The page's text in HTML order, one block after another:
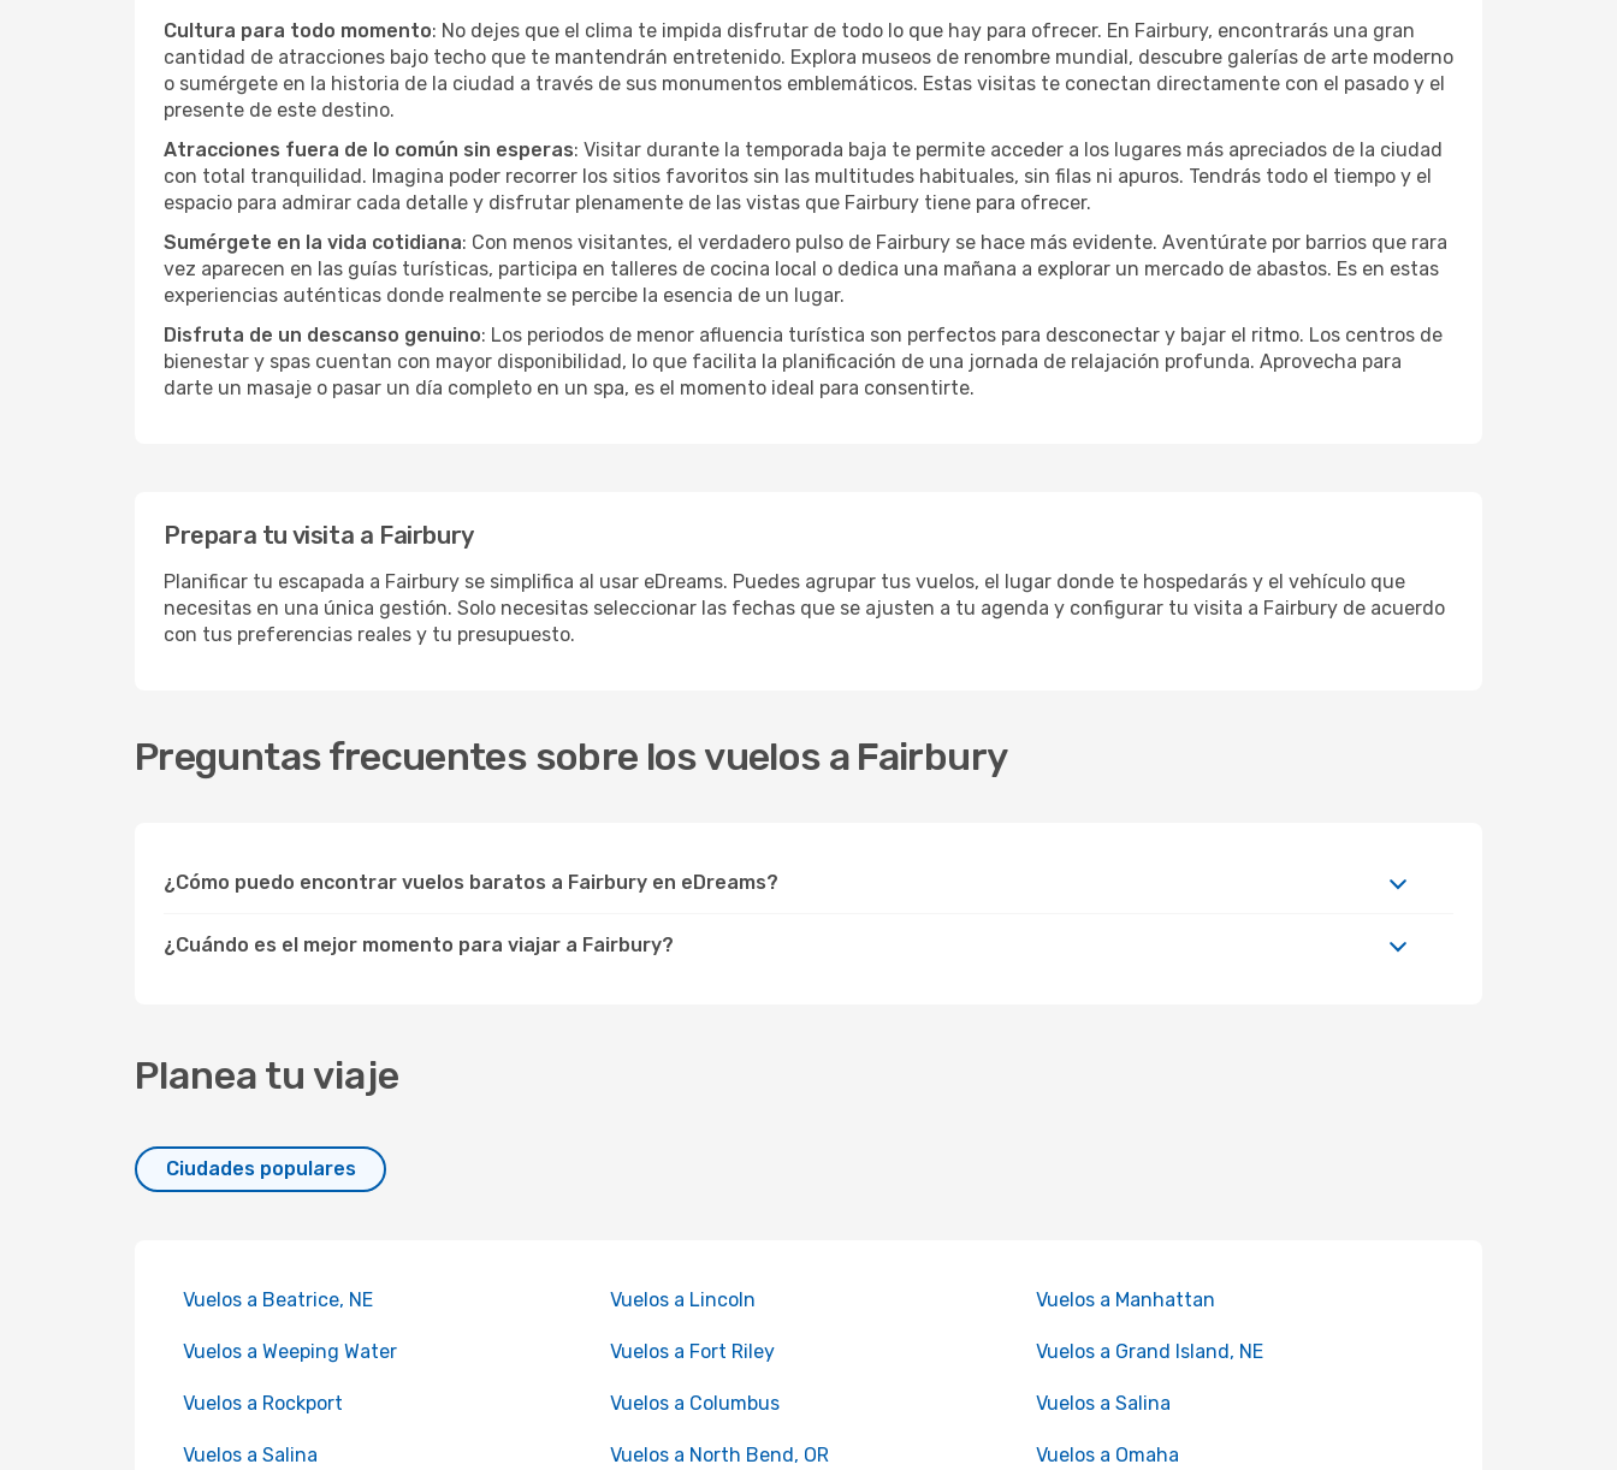
Cultura para todo momento: No dejes que el clima te impida disfrutar de todo lo que hay para ofrecer. En Fairbury, encontrarás una gran
cantidad de atracciones bajo techo que te mantendrán entretenido. Explora museos de renombre mundial, descubre galerías de arte moderno
o sumérgete en la historia de la ciudad a través de sus monumentos emblemáticos. Estas visitas te conectan directamente con el pasado y el
presente de este destino.
Atracciones fuera de lo común sin esperas: Visitar durante la temporada baja te permite acceder a los lugares más apreciados de la ciudad
con total tranquilidad. Imagina poder recorrer los sitios favoritos sin las multitudes habituales, sin filas ni apuros. Tendrás todo el tiempo y el
espacio para admirar cada detalle y disfrutar plenamente de las vistas que Fairbury tiene para ofrecer.
Sumérgete en la vida cotidiana: Con menos visitantes, el verdadero pulso de Fairbury se hace más evidente. Aventúrate por barrios que rara
vez aparecen en las guías turísticas, participa en talleres de cocina local o dedica una mañana a explorar un mercado de abastos. Es en estas
experiencias auténticas donde realmente se percibe la esencia de un lugar.
Disfruta de un descanso genuino: Los periodos de menor afluencia turística son perfectos para desconectar y bajar el ritmo. Los centros de
bienestar y spas cuentan con mayor disponibilidad, lo que facilita la planificación de una jornada de relajación profunda. Aprovecha para
darte un masaje o pasar un día completo en un spa, es el momento ideal para consentirte.
Prepara tu visita a Fairbury
Planificar tu escapada a Fairbury se simplifica al usar eDreams. Puedes agrupar tus vuelos, el lugar donde te hospedarás y el vehículo que
necesitas en una única gestión. Solo necesitas seleccionar las fechas que se ajusten a tu agenda y configurar tu visita a Fairbury de acuerdo
con tus preferencias reales y tu presupuesto.
Preguntas frecuentes sobre los vuelos a Fairbury
¿Cómo puedo encontrar vuelos baratos a Fairbury en eDreams?
¿Cuándo es el mejor momento para viajar a Fairbury?
Planea tu viaje
Ciudades populares
Vuelos a Beatrice, NE Vuelos a Lincoln Vuelos a Manhattan
Vuelos a Weeping Water Vuelos a Fort Riley Vuelos a Grand Island, NE
Vuelos a Rockport Vuelos a Columbus Vuelos a Salina
Vuelos a Salina Vuelos a North Bend, OR Vuelos a Omaha